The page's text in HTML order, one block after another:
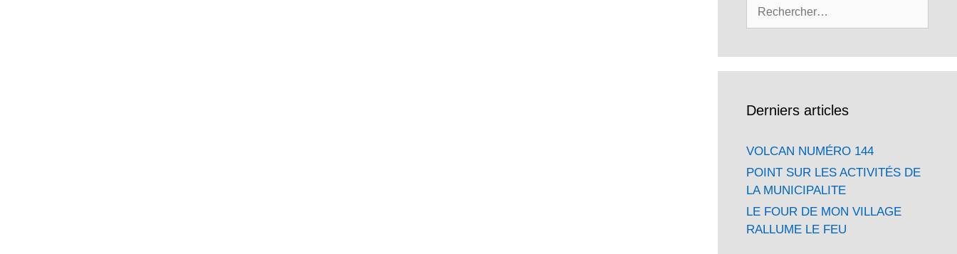
Derniers articles
VOLCAN NUMÉRO 144
POINT SUR LES ACTIVITÉS DE
LA MUNICIPALITE
LE FOUR DE MON VILLAGE
RALLUME LE FEU